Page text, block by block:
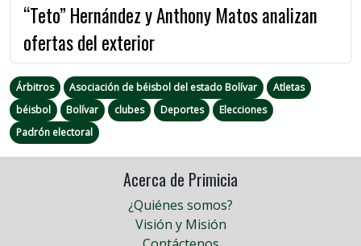
“Teto” Hernández y Anthony Matos analizan
ofertas del exterior
Árbitros Asociación de béisbol del estado Bolívar
Atletas
béisbol
Bolívar clubes Deportes
Elecciones
Padrón electoral
Acerca de Primicia
¿Quiénes somos?
Visión y Misión